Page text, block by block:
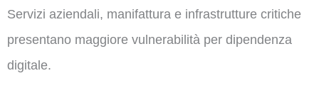
Servizi aziendali, manifattura e infrastrutture critiche
presentano maggiore vulnerabilità per dipendenza
digitale.